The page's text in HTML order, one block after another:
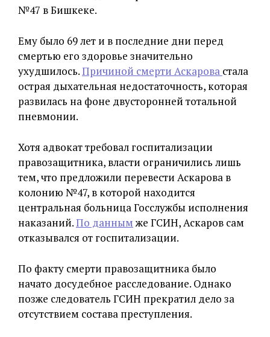
№47 в Бишкеке.
Ему было 69 лет и в последние дни перед
смертью его здоровье значительно
ухудшилось.Причиной смерти Аскарова стала
острая дыхательная недостаточность, которая
развилась на фоне двусторонней тотальной
пневмонии.
Хотя адвокат требовал госпитализации
правозащитника, власти ограничились лишь
тем, что предложили перевести Аскарова в
колонию №47, в которой находится
центральная больница Госслужбы исполнения
наказаний.По даннымже ГСИН, Аскаров сам
отказывался от госпитализации.
По факту смерти правозащитника было
начато досудебное расследование. Однако
позже следователь ГСИН прекратил дело за
отсутствием состава преступления.